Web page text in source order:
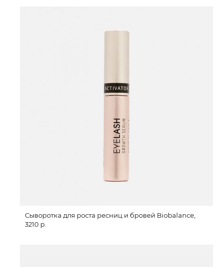
Сыворотка для роста ресниц и бровей Biobalance,
3210 р.